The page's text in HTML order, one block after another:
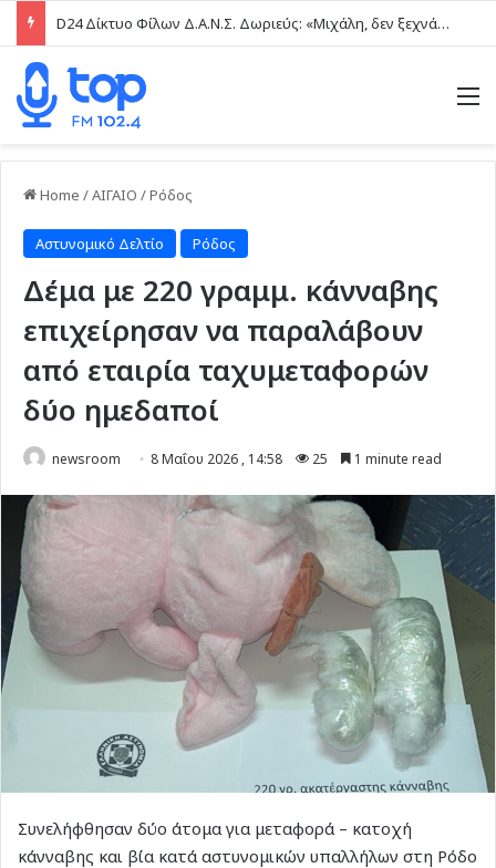
D24 Δίκτυο Φίλων Δ.Α.Ν.Σ. Δωριεύς: «Μιχάλη, δεν ξεχνάμε – Η βία δεν είναι μαγκιά»
Home /ΑΙΓΑΙΟ /Ρόδος
Αστυνομικό Δελτίο Ρόδος
Δέμα με 220 γραμμ. κάνναβης
επιχείρησαν να παραλάβουν
από εταιρία ταχυμεταφορών
δύο ημεδαποί
newsroom 8 Μαΐου 2026 , 14:58 25 1 minute read
Συνελήφθησαν δύο άτομα για μεταφορά – κατοχή
κάνναβης και βία κατά αστυνομικών υπαλλήλων στη Ρόδο